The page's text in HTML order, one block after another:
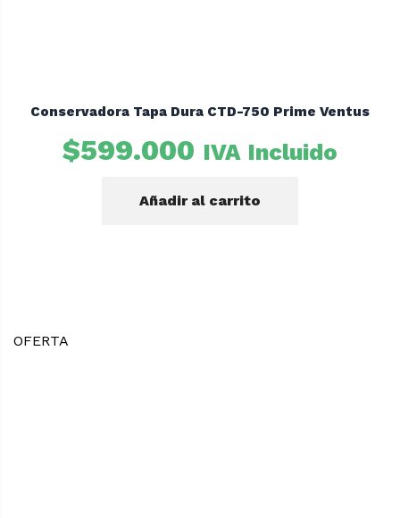
Conservadora Tapa Dura CTD-750 Prime Ventus
$599.000 IVA Incluido
Añadir al carrito
OFERTA